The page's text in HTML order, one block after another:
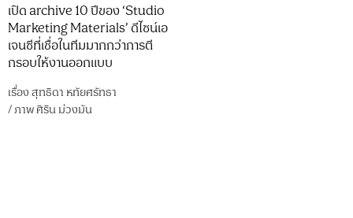
เปิด archive 10 ปีของ ‘Studio
Marketing Materials’ ดีไซน์เอ
เจนซีที่เชื่อในทีมมากกว่าการตี
กรอบให้งานออกแบบ
เรื่องสุทธิดา หทัยศรัทธา
/ภาพศิริน ม่วงมัน